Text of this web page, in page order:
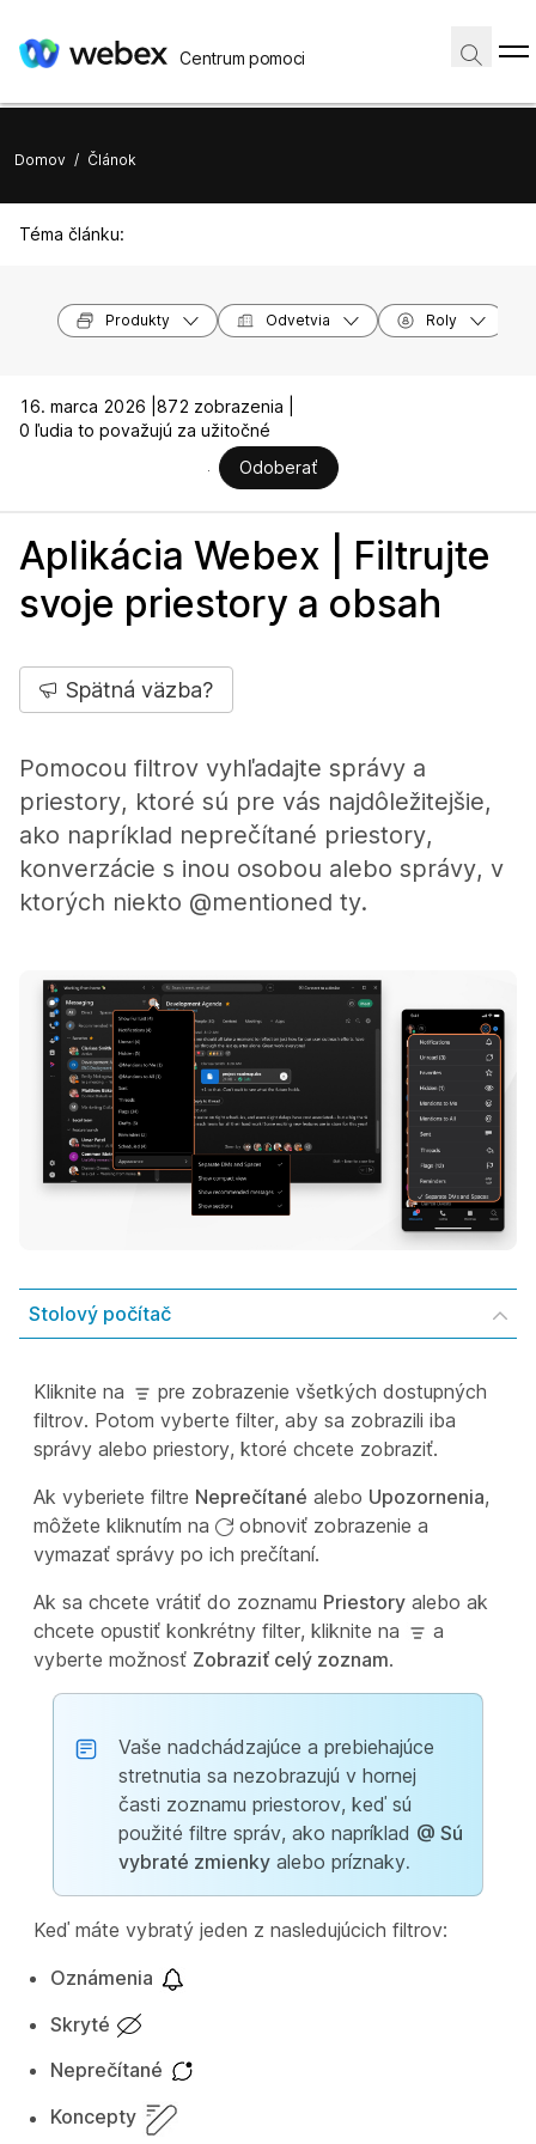
Centrum pomoci
Domov / Článok
Téma článku:
Produkty Odvetvia Roly
16. marca 2026 | 872 zobrazenia |
0 ľudia to považujú za užitočné
Odoberať
Aplikácia Webex | Filtrujte
svoje priestory a obsah
Spätná väzba?
Pomocou filtrov vyhľadajte správy a
priestory, ktoré sú pre vás najdôležitejšie,
ako napríklad neprečítané priestory,
konverzácie s inou osobou alebo správy, v
ktorých niekto @mentioned ty.
Stolový počítač
Kliknite na
pre zobrazenie všetkých dostupných
filtrov. Potom vyberte filter, aby sa zobrazili iba
správy alebo priestory, ktoré chcete zobraziť.
Ak vyberiete filtre Neprečítané alebo Upozornenia,
môžete kliknutím na
obnoviť zobrazenie a
vymazať správy po ich prečítaní.
Ak sa chcete vrátiť do zoznamu Priestory alebo ak
chcete opustiť konkrétny filter, kliknite na
a
vyberte možnosť Zobraziť celý zoznam.
Vaše nadchádzajúce a prebiehajúce
stretnutia sa nezobrazujú v hornej
časti zoznamu priestorov, keď sú
použité filtre správ, ako napríklad @ Sú
vybraté zmienky alebo príznaky.
Keď máte vybratý jeden z nasledujúcich filtrov:
Oznámenia
Skryté
Neprečítané
Koncepty